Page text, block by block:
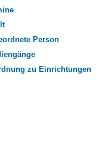
Person
zu Einrichtungen